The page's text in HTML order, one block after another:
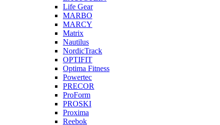
Life Gear
MARBO
MARCY
Matrix
Nautilus
NordicTrack
OPTIFIT
Optima Fitness
Powertec
PRECOR
ProForm
PROSKI
Proxima
Reebok